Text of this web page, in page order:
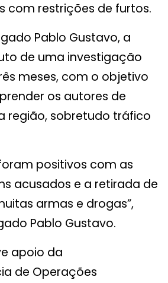
com restrições de furtos.
Pablo Gustavo, a
de uma investigação
meses, com o objetivo
os autores de
região, sobretudo tráfico
positivos com as
acusados e a retirada de
armas e drogas”,
Pablo Gustavo.
apoio da
de Operações